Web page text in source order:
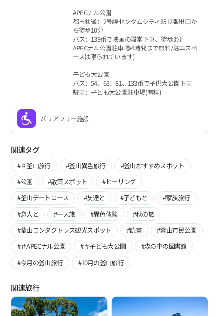
APECナル公園
都市鉄道：2号線センタムシティ駅12番出口か
ら徒歩10分
バス：139番で映画の殿堂下車、徒歩3分
APECナル公園駐車場(4時間まで無料/駐車スペ
ースは限られています)
子ども大公園
バス：54、63、81、133番で子供大公園下車
駐車：子ども大公園駐車場(有料)
バリアフリー施設
関連タグ
#♯釜山旅行 #釜山異色旅行
#釜山おすすめスポット
#公園
#散策スポット
#ヒーリング
#釜山デートコース
#友達と #子どもと
#家族旅行
#恋人と
#一人旅 #異色体験
#秋の旅
#釜山コンタクトレス観光スポット
#読書
#釜山市民公園
#＃APECナル公園
#＃子ども大公園
#森の中の図書館
#今月の釜山旅行
#10月の釜山旅行
関連旅行